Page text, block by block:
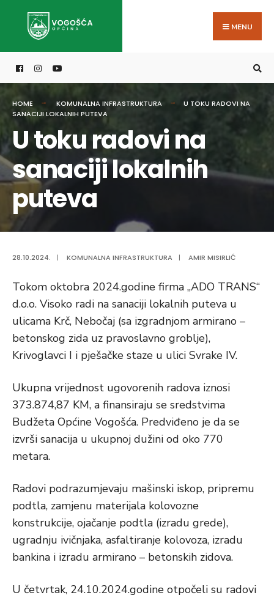
MENU
HOME KOMUNALNA INFRASTRUKTURA
U TOKU RADOVI NA
SANACIJI LOKALNIH PUTEVA
U toku radovi na
sanaciji lokalnih
puteva
28.10.2024. | KOMUNALNA INFRASTRUKTURA | AMIR MISIRLIĆ
Tokom oktobra 2024.godine firma „ADO TRANS“
d.o.o. Visoko radi na sanaciji lokalnih puteva u
ulicama Krč, Nebočaj (sa izgradnjom armirano –
betonskog zida uz pravoslavno groblje),
Krivoglavci I i pješačke staze u ulici Svrake IV.
Ukupna vrijednost ugovorenih radova iznosi
373.874,87 KM, a finansiraju se sredstvima
Budžeta Općine Vogošća. Predviđeno je da se
izvrši sanacija u ukupnoj dužini od oko 770
metara.
Radovi podrazumjevaju mašinski iskop, pripremu
podtla, zamjenu materijala kolovozne
konstrukcije, ojačanje podtla (izradu grede),
ugradnju ivičnjaka, asfaltiranje kolovoza, izradu
bankina i izradu armirano – betonskih zidova.
U četvrtak, 24.10.2024.godine otpočeli su radovi
for: